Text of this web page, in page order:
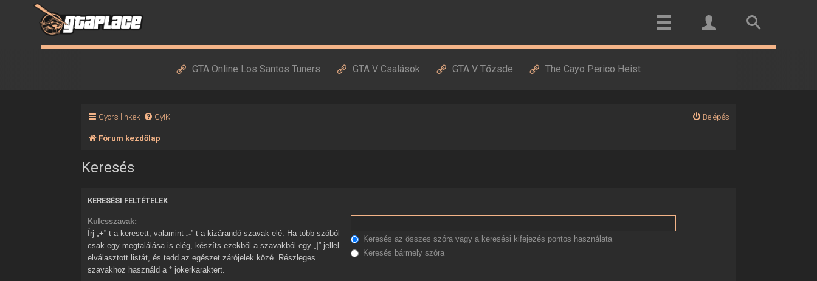
GTA Online Los Santos Tuners GTA V Csalások GTA V Tőzsde The Cayo Perico Heist
Gyors linkek GyIK Belépés
Fórum kezdőlap
Keresés
KERESÉSI FELTÉTELEK
Kulcsszavak:
Írj „+”-t a keresett, valamint „-”-t a kizárandó szavak elé. Ha több szóból
csak egy megtalálása is elég, készíts ezekből a szavakból egy „
|” jellel
elválasztott listát, és tedd az egészet zárójelek közé. Részleges
szavakhoz használd a * jokerkaraktert.
Keresés az összes szóra vagy a keresési kifejezés pontos használata
Keresés bármely szóra